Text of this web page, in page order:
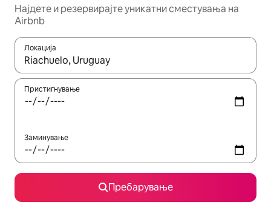
Најдете и резервирајте уникатни сместувања на
Airbnb
Локација
Кога резултатите се достапни, движете се со копчињата
Пристигнување
Заминување
Пребарување